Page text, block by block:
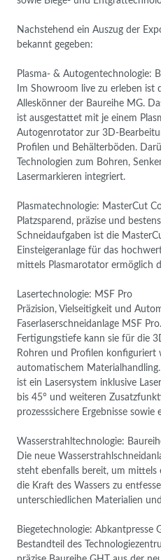
Nachstehend ein Auszug der
bekannt gegeben:
Plasma- & Autogentechnologie:
Im Showroom live zu erleben
Alleskönner der Baureihe MG.
ist ausgestattet mit je einem
Autogenrotator zur 3D-
Profilen und Behälterböden.
Technologien zum Bohren,
Lasermarkieren integriert.
Plasmatechnologie: MasterCut
Platzsparend, präzise und
Schneidaufgaben ist die
Einsteigeranlage für das
mittels Plasmarotator ermöglich
Lasertechnologie: MSF Pro
Präzision, Vielseitigkeit und
Faserlaserschneidanlage MSF
Fertigungstiefe kann sie für die
Rohren und Profilen konfiguriert
automatischem
ist ein Lasersystem inklusive
bis 45° und weiteren
prozesssichere Ergebnisse sowie
Wasserstrahltechnologie:
Die neue
steht ebenfalls bereit, um mittels
die Kraft des Wassers zu
unterschiedlichen Materialien
Biegetechnologie: Abkantpresse
Bestandteil des